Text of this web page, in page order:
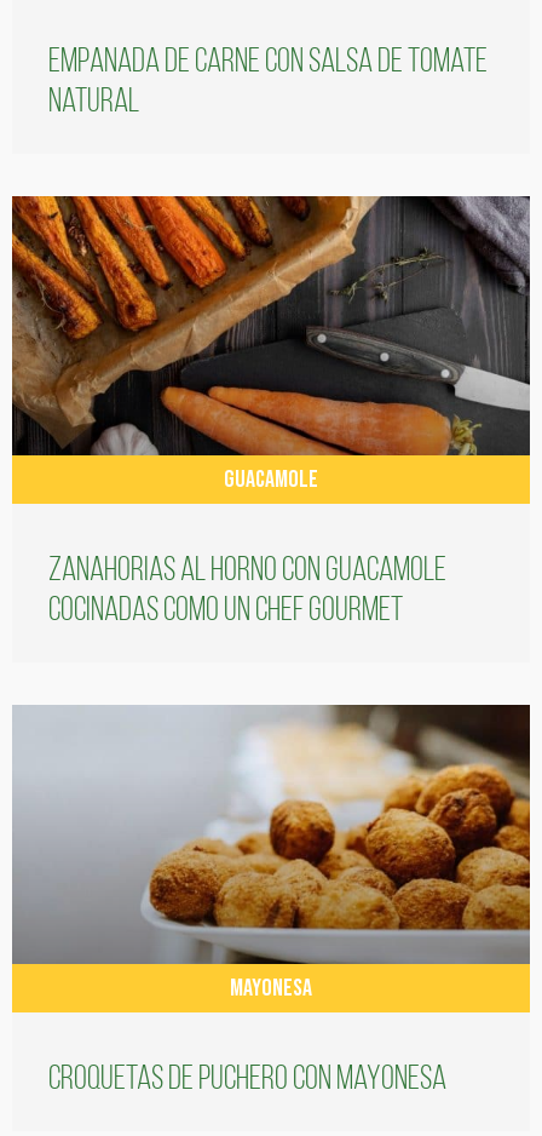
Empanada de carne con salsa de tomate
natural
GUACAMOLE
Zanahorias al horno con guacamole
cocinadas como un chef gourmet
MAYONESA
Croquetas de puchero con Mayonesa